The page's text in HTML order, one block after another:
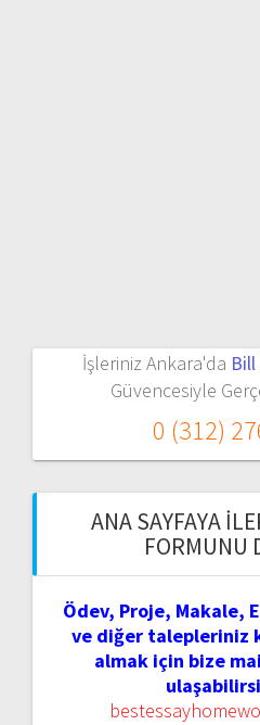
İşleriniz Ankara'da
Güvencesiyle
0 (312)
ANA SAYFAYA
FORMUNU
Ödev, Proje, Makale,
ve diğer talepleriniz
almak için bize